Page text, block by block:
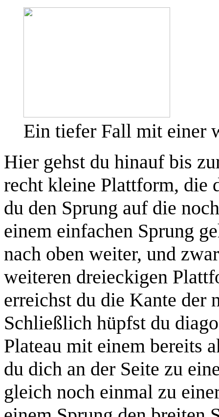
Ein tiefer Fall mit einer
Hier gehst du hinauf bis
recht kleine Plattform, die
du den Sprung auf die
einem einfachen Sprung
nach oben weiter, und
weiteren dreieckigen
erreichst du die Kante der
Schließlich hüpfst du
Plateau mit einem bereits
du dich an der Seite zu
gleich noch einmal zu